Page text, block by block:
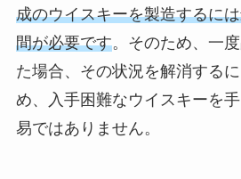
成のウイスキーを製造するに
間が必要です。そのため、一
た場合、その状況を解消する
め、入手困難なウイスキーを
易ではありません。